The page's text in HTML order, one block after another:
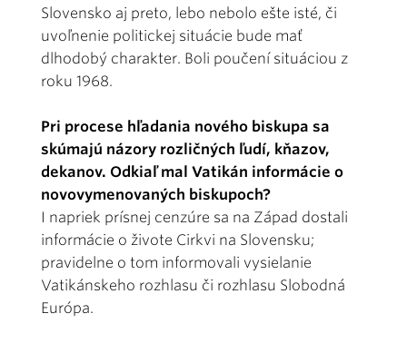
Slovensko aj preto, lebo nebolo ešte isté, či
uvoľnenie politickej situácie bude mať
dlhodobý charakter. Boli poučení situáciou z
roku 1968.
Pri procese hľadania nového biskupa sa
skúmajú názory rozličných ľudí, kňazov,
dekanov. Odkiaľ mal Vatikán informácie o
novovymenovaných biskupoch?
I napriek prísnej cenzúre sa na Západ dostali
informácie o živote Cirkvi na Slovensku;
pravidelne o tom informovali vysielanie
Vatikánskeho rozhlasu či rozhlasu Slobodná
Európa.